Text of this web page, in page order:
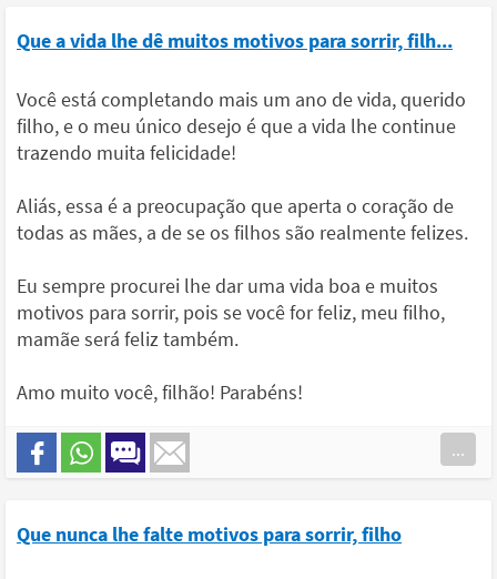
Que a vida lhe dê muitos motivos para sorrir, filh...
Você está completando mais um ano de vida, querido
filho, e o meu único desejo é que a vida lhe continue
trazendo muita felicidade!
Aliás, essa é a preocupação que aperta o coração de
todas as mães, a de se os filhos são realmente felizes.
Eu sempre procurei lhe dar uma vida boa e muitos
motivos para sorrir, pois se você for feliz, meu filho,
mamãe será feliz também.
Amo muito você, filhão! Parabéns!
...
Que nunca lhe falte motivos para sorrir, filho